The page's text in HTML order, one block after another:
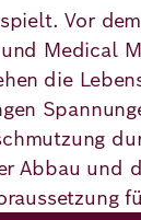
Vor
Medical
die
Abbau